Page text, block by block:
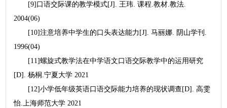
[9]口语交际课的教学模式[J]. 王玮. 课程.教材.教法.
2004(06)
[10]注意培养中学生的口头表达能力[J]. 马丽娜. 阴山学刊.
1996(04)
[11]螺旋式教学法在中学语文口语交际教学中的运用研究
[D]. 杨桐.宁夏大学 2021
[12]小学低年级英语口语交际能力培养的现状调查[D]. 高雯
怡.上海师范大学 2021